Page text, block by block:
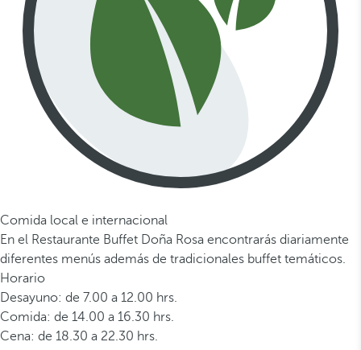
Comida local e internacional
En el Restaurante Buffet Doña Rosa encontrarás diariamente
diferentes menús además de tradicionales buffet temáticos.
Horario
Desayuno: de 7.00 a 12.00 hrs.
Comida: de 14.00 a 16.30 hrs.
Cena: de 18.30 a 22.30 hrs.